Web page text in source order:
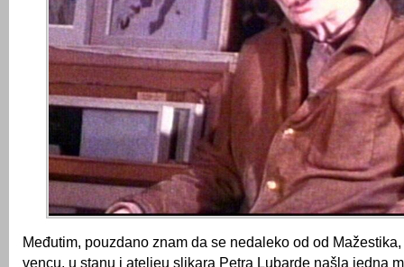
Međutim, pouzdano znam da se nedaleko od od
vencu, u stanu i ateljeu slikara Petra Lubarde našla jedna